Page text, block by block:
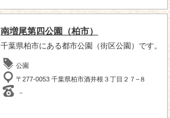
南増尾第四公園（柏市）
千葉県柏市にある都市公園（街区公園）です。
公園
〒277-0053 千葉県柏市酒井根３丁目２７−８
－